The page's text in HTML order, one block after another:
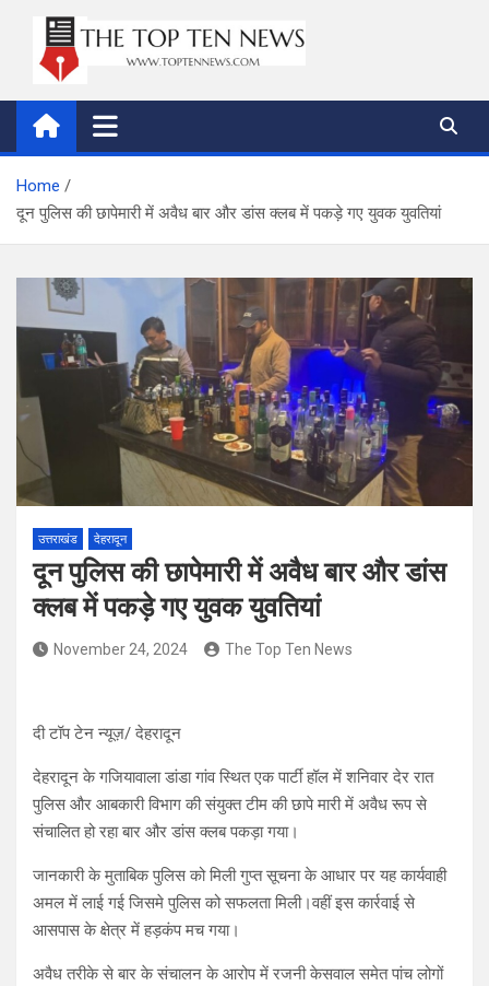
content
thetoptennews.com
Home
दून पुलिस की छापेमारी में अवैध बार और डांस क्लब में पकड़े गए युवक युवतियां
उत्तराखंड देहरादून
दून पुलिस की छापेमारी में अवैध बार और डांस
क्लब में पकड़े गए युवक युवतियां
November 24, 2024 The Top Ten News
दी टॉप टेन न्यूज़/ देहरादून
देहरादून के गजियावाला डांडा गांव स्थित एक पार्टी हॉल में शनिवार देर रात
पुलिस और आबकारी विभाग की संयुक्त टीम की छापे मारी में अवैध रूप से
संचालित हो रहा बार और डांस क्लब पकड़ा गया।
जानकारी के मुताबिक पुलिस को मिली गुप्त सूचना के आधार पर यह कार्यवाही
अमल में लाई गई जिसमे पुलिस को सफलता मिली।वहीं इस कार्रवाई से
आसपास के क्षेत्र में हड़कंप मच गया।
अवैध तरीके से बार के संचालन के आरोप में रजनी केसवाल समेत पांच लोगों